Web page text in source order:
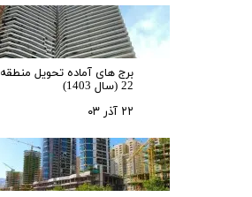
برج های آماده تحویل منطقه
22 (سال 1403)
۲۲ آذر ۰۳